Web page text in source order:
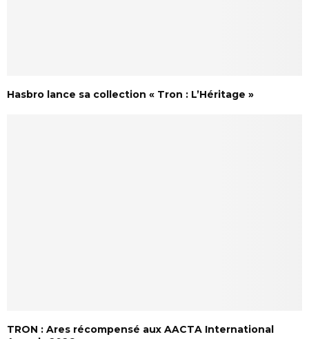
Hasbro lance sa collection « Tron : L’Héritage »
TRON : Ares récompensé aux AACTA International